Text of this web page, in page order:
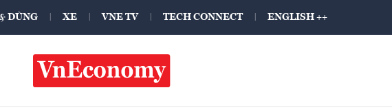
DÙNG XE VNE TV TECH CONNECT ENGLISH ++